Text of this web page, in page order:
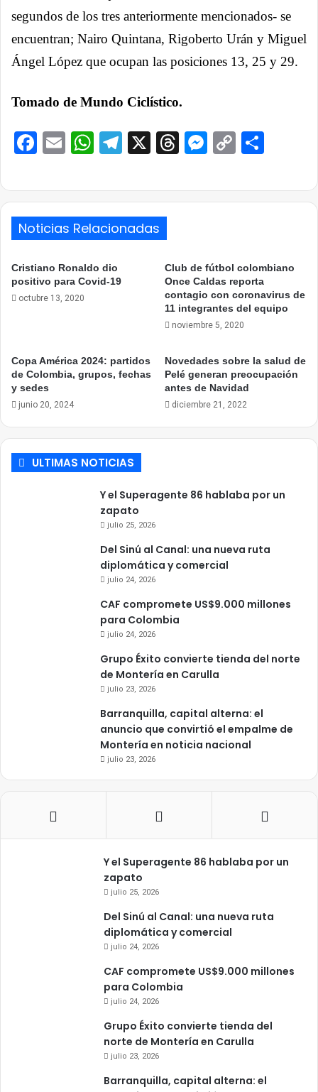
segundos de los tres anteriormente mencionados- se
encuentran; Nairo Quintana, Rigoberto Urán y Miguel
Ángel López que ocupan las posiciones 13, 25 y 29.
Tomado de Mundo Ciclístico.
Facebook
EmailWhatsApp
Telegram
X ThreadsCopy
Noticias Relacionadas
Cristiano Ronaldo dio
positivo para Covid-19
octubre 13, 2020
Club de fútbol colombiano
Once Caldas reporta
contagio con coronavirus de
11 integrantes del equipo
noviembre 5, 2020
Copa América 2024: partidos
de Colombia, grupos, fechas
y sedes
junio 20, 2024
Novedades sobre la salud de
Pelé generan preocupación
antes de Navidad
diciembre 21, 2022
ULTIMAS NOTICIAS
Y el Superagente 86 hablaba por un
zapato
julio 25, 2026
Del Sinú al Canal: una nueva ruta
diplomática y comercial
julio 24, 2026
CAF compromete US$9.000 millones
para Colombia
julio 24, 2026
Grupo Éxito convierte tienda del norte
de Montería en Carulla
julio 23, 2026
Barranquilla, capital alterna: el
anuncio que convirtió el empalme de
Montería en noticia nacional
julio 23, 2026
Y el Superagente 86 hablaba por un
zapato
julio 25, 2026
Del Sinú al Canal: una nueva ruta
diplomática y comercial
julio 24, 2026
CAF compromete US$9.000 millones
para Colombia
julio 24, 2026
Grupo Éxito convierte tienda del
norte de Montería en Carulla
julio 23, 2026
Barranquilla, capital alterna: el